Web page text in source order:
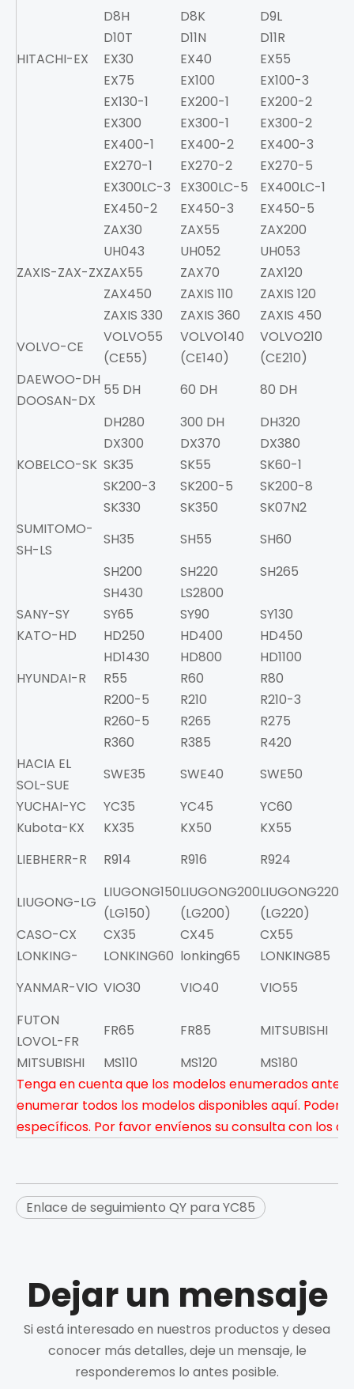
D8H
D8K D9L
D10T
D11N
D11R
HITACHI-EX
EX30 EX40 EX55
EX75
EX100 EX100-3
EX130-1
EX200-1 EX200-2
EX300
EX300-1 EX300-2
EX400-1
EX400-2 EX400-3
EX270-1
EX270-2 EX270-5
EX300LC-3
EX300LC-5 EX400LC-1
EX450-2
EX450-3 EX450-5
ZAX30
ZAX55 ZAX200
UH043
UH052 UH053
ZAXIS-ZAX-ZXZAX55 ZAX70 ZAX120
ZAX450
ZAXIS 110 ZAXIS 120
ZAXIS 330
ZAXIS 360 ZAXIS 450
VOLVO-CE
VOLVO55
(CE55)
VOLVO140
(CE140)
VOLVO210
(CE210)
DAEWOO-DH
DOOSAN-DX
55 DH 60 DH 80 DH
DH280
300 DH DH320
DX300
DX370
DX380
KOBELCO-SK SK35 SK55 SK60-1
SK200-3
SK200-5 SK200-8
SK330
SK350
SK07N2
SUMITOMO-
SH-LS
SH35 SH55 SH60
SH200
SH220 SH265
SH430
LS2800
SANY-SY
SY65 SY90 SY130
KATO-HD
HD250 HD400 HD450
HD1430
HD800
HD1100
HYUNDAI-R
R55 R60 R80
R200-5
R210 R210-3
R260-5
R265 R275
R360
R385 R420
HACIA EL
SOL-SUE
SWE35 SWE40 SWE50
YUCHAI-YC
YC35 YC45 YC60
Kubota-KX
KX35 KX50 KX55
LIEBHERR-R
R914 R916 R924
LIUGONG-LG
LIUGONG150
(LG150)
LIUGONG200
(LG200)
LIUGONG220
(LG220)
CASO-CX
CX35 CX45 CX55
LONKING-
LONKING60 lonking65
LONKING85
YANMAR-VIO VIO30 VIO40 VIO55
FUTON
LOVOL-FR
FR65 FR85 MITSUBISHI
MITSUBISHI
MS110 MS120 MS180
Tenga en cuenta que los modelos enumerados
enumerar todos los modelos disponibles aquí.
específicos. Por favor envíenos su consulta con los
Enlace de seguimiento QY para YC85
Dejar un mensaje
Si está interesado en nuestros productos y desea
conocer más detalles, deje un mensaje, le
responderemos lo antes posible.